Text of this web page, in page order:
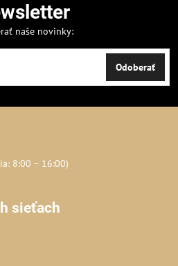
naše novinky:
Odoberať
8:00 – 16:00)
sieťach